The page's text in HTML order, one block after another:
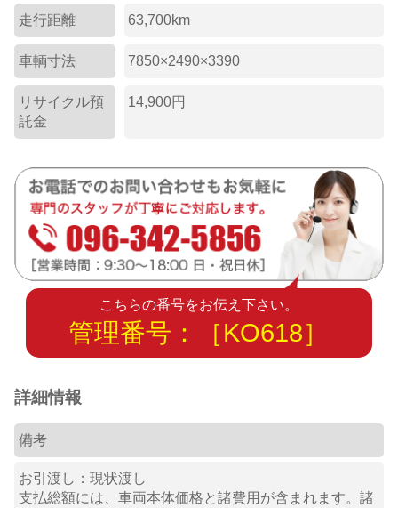
走行距離 63,700km
車輌寸法 7850×2490×3390
リサイクル預
託金
14,900円
こちらの番号をお伝え下さい。
管理番号：［KO618］
詳細情報
備考
お引渡し：現状渡し
支払総額には、車両本体価格と諸費用が含まれます。諸